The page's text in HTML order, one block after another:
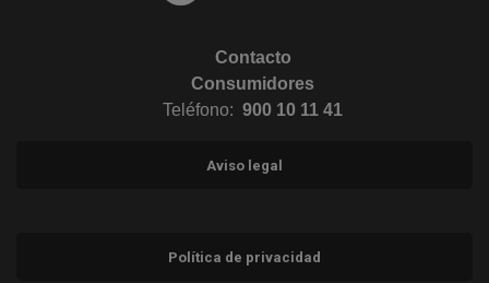
Contacto
Consumidores
Teléfono: 900 10 11 41
Aviso legal
Política de privacidad